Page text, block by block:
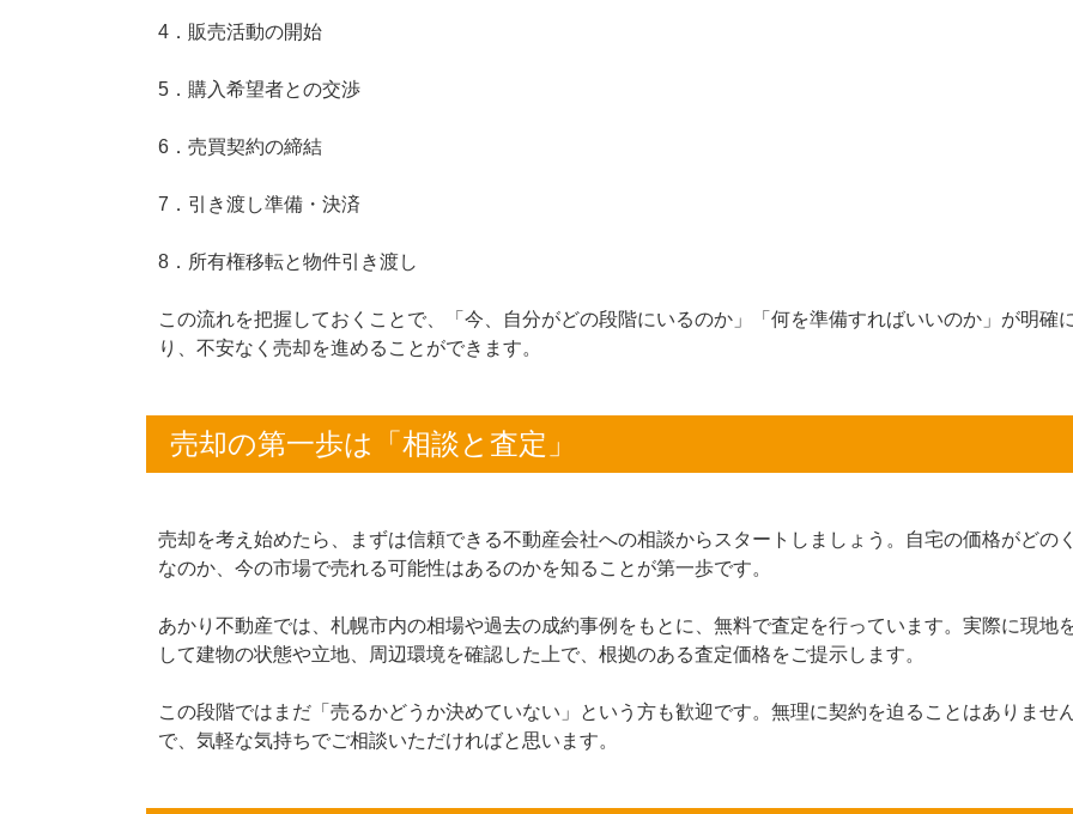
4．販売活動の開始
5．購入希望者との交渉
6．売買契約の締結
7．引き渡し準備・決済
8．所有権移転と物件引き渡し
この流れを把握しておくことで、「今、自分がどの段階にいるのか」「何を準備すればいいのか」が明確
り、不安なく売却を進めることができます。
売却の第一歩は「相談と査定」
売却を考え始めたら、まずは信頼できる不動産会社への相談からスタートしましょう。自宅の価格がどの
なのか、今の市場で売れる可能性はあるのかを知ることが第一歩です。
あかり不動産では、札幌市内の相場や過去の成約事例をもとに、無料で査定を行っています。実際に現地
して建物の状態や立地、周辺環境を確認した上で、根拠のある査定価格をご提示します。
この段階ではまだ「売るかどうか決めていない」という方も歓迎です。無理に契約を迫ることはありませ
で、気軽な気持ちでご相談いただければと思います。